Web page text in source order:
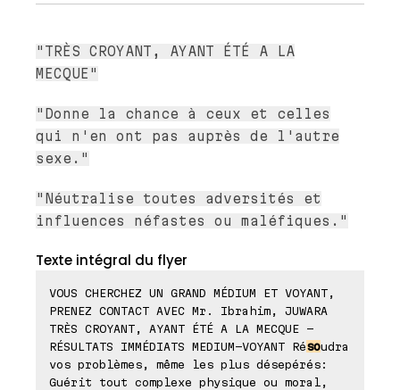
"TRÈS CROYANT, AYANT ÉTÉ A LA
MECQUE"
"Donne la chance à ceux et celles
qui n'en ont pas auprès de l'autre
sexe."
"Néutralise toutes adversités et
influences néfastes ou maléfiques."
Texte intégral du flyer
VOUS CHERCHEZ UN GRAND MÉDIUM ET VOYANT,
PRENEZ CONTACT AVEC Mr. Ibrahim, JUWARA
TRÈS CROYANT, AYANT ÉTÉ A LA MECQUE -
RÉSULTATS IMMÉDIATS MEDIUM-VOYANT Résoudra
vos problèmes, même les plus désepérés:
Guérit tout complexe physique ou moral,